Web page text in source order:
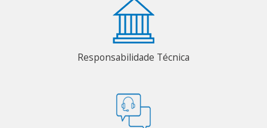
Responsabilidade Técnica